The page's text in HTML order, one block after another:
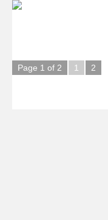
Page 1 of 2 1 2